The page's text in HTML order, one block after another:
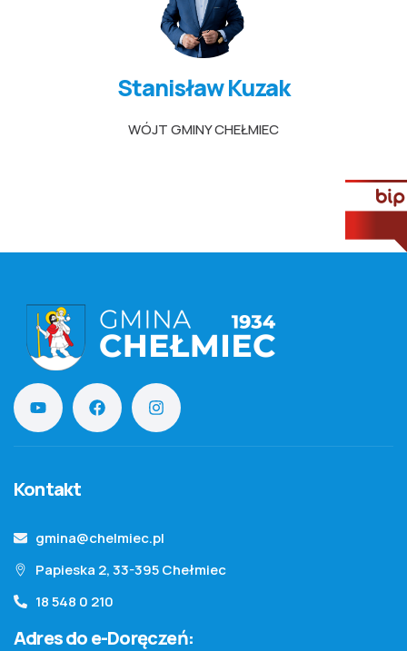
Stanisław Kuzak
WÓJT GMINY CHEŁMIEC
Kontakt
gmina@chelmiec.pl
Papieska 2, 33-395 Chełmiec
18 548 0 210
Adres do e-Doręczeń: